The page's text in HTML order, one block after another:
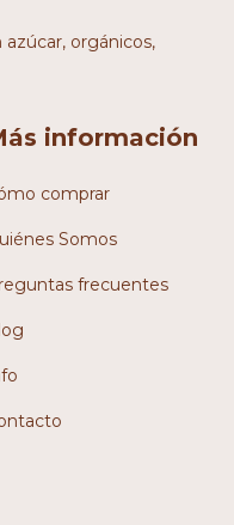
orgánicos,
información
comprar
Somos
frecuentes